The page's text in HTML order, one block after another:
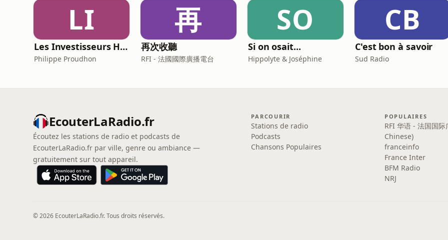
LI
Les Investisseurs Heureux : le podcast sans langue de bois
Philippe Proudhon
再
再次收聽
RFI - 法國國際廣播電台
SO
Si on osait...
Hippolyte & Joséphine
CB
C'est bon à savoir
Sud Radio
EcouterLaRadio.fr
Écoutez les stations de radio et podcasts de
EcouterLaRadio.fr par ville, genre ou ambiance —
gratuitement sur tout appareil.
PARCOURIR
Stations de radio
Podcasts
Chansons Populaires
POPULAIRES
RFI 华语 - 法国国际
Chinese)
franceinfo
France Inter
BFM Radio
NRJ
© 2026 EcouterLaRadio.fr. Tous droits réservés.